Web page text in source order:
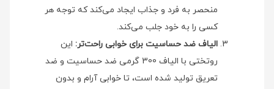
منحصر به فرد و جذاب ایجاد می‌کند که توجه هر
کسی را به خود جلب می‌کند.
الیاف ضد حساسیت برای خوابی راحت‌تر: این
روتختی با الیاف 300 گرمی ضد حساسیت و ضد
تعریق تولید شده است، تا خوابی آرام و بدون